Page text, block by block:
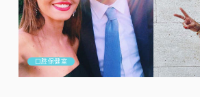
口腔保健室